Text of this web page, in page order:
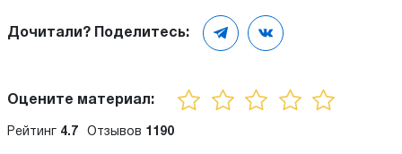
Дочитали? Поделитесь:
Оцените материал:
Рейтинг 4.7 Отзывов 1190